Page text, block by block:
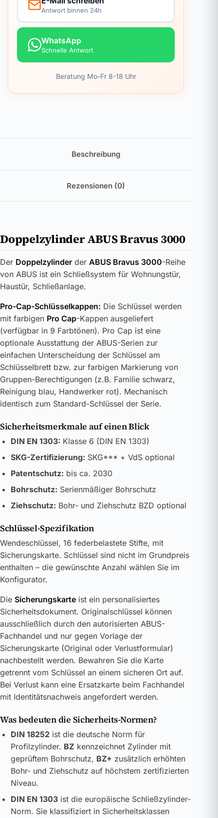
Antwort binnen 24h
WhatsApp
Schnelle Antwort
Beratung Mo-Fr 8-18 Uhr
Beschreibung
Rezensionen (0)
Doppelzylinder ABUS Bravus 3000
Der Doppelzylinder der ABUS Bravus 3000-Reihe
von ABUS ist ein Schließsystem für Wohnungstür,
Haustür, Schließanlage.
Pro-Cap-Schlüsselkappen: Die Schlüssel werden
mit farbigen Pro Cap-Kappen ausgeliefert
(verfügbar in 9 Farbtönen). Pro Cap ist eine
optionale Ausstattung der ABUS-Serien zur
einfachen Unterscheidung der Schlüssel am
Schlüsselbrett bzw. zur farbigen Markierung von
Gruppen-Berechtigungen (z.B. Familie schwarz,
Reinigung blau, Handwerker rot). Mechanisch
identisch zum Standard-Schlüssel der Serie.
Sicherheitsmerkmale auf einen Blick
DIN EN 1303: Klasse 6 (DIN EN 1303)
SKG-Zertifizierung: SKG*** + VdS optional
Patentschutz: bis ca. 2030
Bohrschutz: Serienmäßiger Bohrschutz
Ziehschutz: Bohr- und Ziehschutz BZD optional
Schlüssel-Spezifikation
Wendeschlüssel, 16 federbelastete Stifte, mit
Sicherungskarte. Schlüssel sind nicht im Grundpreis
enthalten – die gewünschte Anzahl wählen Sie im
Konfigurator.
Die Sicherungskarte ist ein personalisiertes
Sicherheitsdokument. Originalschlüssel können
ausschließlich durch den autorisierten ABUS-
Fachhandel und nur gegen Vorlage der
Sicherungskarte (Original oder Verlustformular)
nachbestellt werden. Bewahren Sie die Karte
getrennt vom Schlüssel an einem sicheren Ort auf.
Bei Verlust kann eine Ersatzkarte beim Fachhandel
mit Identitätsnachweis angefordert werden.
Was bedeuten die Sicherheits-Normen?
DIN 18252ist die deutsche Norm für
Profilzylinder. BZ kennzeichnet Zylinder mit
geprüftem Bohrschutz, BZ+ zusätzlich erhöhten
Bohr- und Ziehschutz auf höchstem zertifizierten
Niveau.
DIN EN 1303ist die europäische Schließzylinder-
Norm. Sie klassifiziert in Sicherheitsklassen